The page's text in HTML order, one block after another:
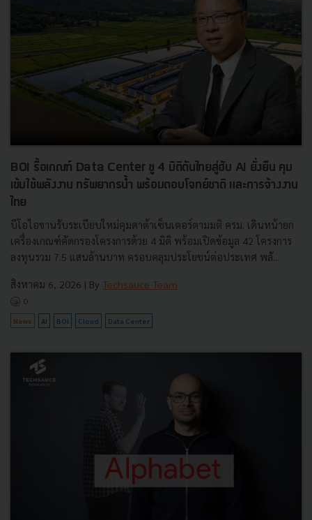
BOI รื้อเกณฑ์ Data Center ชู 4 มิติดันไทยสู่ฮับ AI ยั่งยืน คุม
เข้มใช้พลังงาน ทรัพยากรน้ำ พร้อมตอบโจทย์ชาติ และการจ้างงาน
ไทย
บีโอไอขานรับระเบียบใหม่คุมดาต้าเซ็นเตอร์ตามมติ ครม. เดินหน้ายก
เครื่องเกณฑ์คัดกรองโครงการด้วย 4 มิติ พร้อมเปิดข้อมูล 42 โครงการ
ลงทุนรวม 7.5 แสนล้านบาท ครอบคลุมประโยชน์ต่อประเทศ พลั...
สิงหาคม 6, 2026 | By Techsauce Team
0
News AI BOI Cloud Data Center